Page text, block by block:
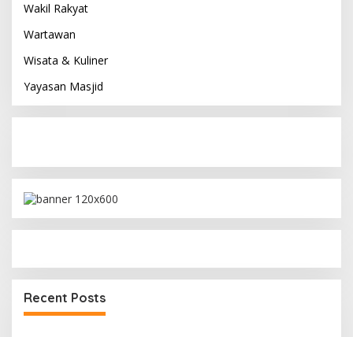
Wakil Rakyat
Wartawan
Wisata & Kuliner
Yayasan Masjid
Recent Posts